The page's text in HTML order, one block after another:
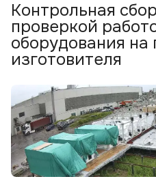
Контрольная
проверкой
оборудования
изготовителя